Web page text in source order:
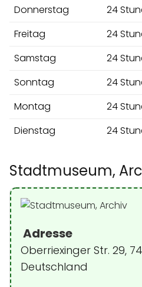
Donnerstag
24
Freitag
24
Samstag
24
Sonntag
24
Montag
24
Dienstag
24
Stadtmuseum,
Adresse
Oberriexinger Str. 29,
Deutschland